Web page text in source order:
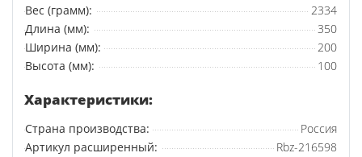
Вес (грамм):
2334
Длина (мм):
350
Ширина (мм):
200
Высота (мм):
100
Характеристики:
Страна производства:
Россия
Артикул расширенный:
Rbz-216598